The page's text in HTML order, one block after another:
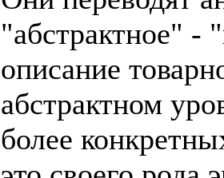
"абстрактное" -
описание
абстрактном
более